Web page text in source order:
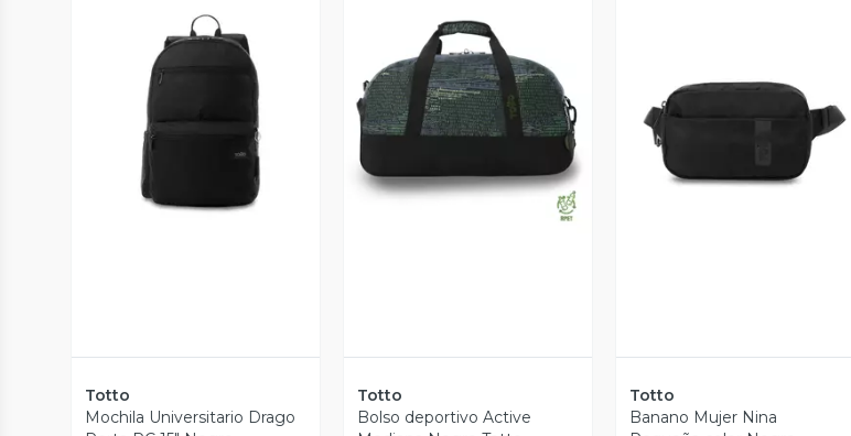
Vista Previa
Totto
Mochila Universitario Drago
Vista Previa
Totto
Bolso deportivo Active
Totto
Banano Mujer Nina